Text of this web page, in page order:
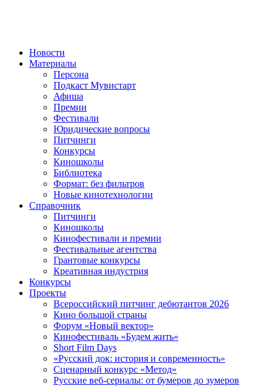
Новости
Материалы
Персона
Подкаст Мувистарт
Афиша
Премии
Фестивали
Юридические вопросы
Питчинги
Конкурсы
Киношколы
Библиотека
Формат: без фильтров
Новые кинотехнологии
Справочник
Питчинги
Киношколы
Кинофестивали и премии
Фестивальные агентства
Грантовые конкурсы
Креативная индустрия
Конкурсы
Проекты
Всероссийский питчинг дебютантов 2026
Кино большой страны
Форум «Новый вектор»
Кинофестиваль «Будем жить»
Short Film Days
«Русский док: история и современность»
Сценарный конкурс «Метод»
Русские веб-сериалы: от бумеров до зумеров